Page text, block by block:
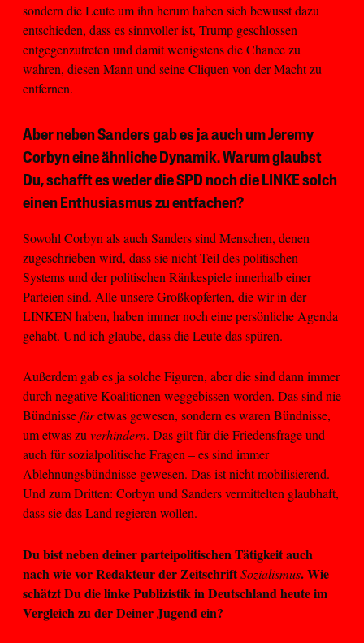
sondern die Leute um ihn herum haben sich bewusst dazu
entschieden, dass es sinnvoller ist, Trump geschlossen
entgegenzutreten und damit wenigstens die Chance zu
wahren, diesen Mann und seine Cliquen von der Macht zu
entfernen.
Aber neben Sanders gab es ja auch um Jeremy
Corbyn eine ähnliche Dynamik. Warum glaubst
Du, schafft es weder die SPD noch die LINKE solch
einen Enthusiasmus zu entfachen?
Sowohl Corbyn als auch Sanders sind Menschen, denen
zugeschrieben wird, dass sie nicht Teil des politischen
Systems und der politischen Ränkespiele innerhalb einer
Parteien sind. Alle unsere Großkopferten, die wir in der
LINKEN haben, haben immer noch eine persönliche Agenda
gehabt. Und ich glaube, dass die Leute das spüren.
Außerdem gab es ja solche Figuren, aber die sind dann immer
durch negative Koalitionen weggebissen worden. Das sind nie
Bündnissefüretwas gewesen, sondern es waren Bündnisse,
um etwas zuverhindern. Das gilt für die Friedensfrage und
auch für sozialpolitische Fragen – es sind immer
Ablehnungsbündnisse gewesen. Das ist nicht mobilisierend.
Und zum Dritten: Corbyn und Sanders vermittelten glaubhaft,
dass sie das Land regieren wollen.
Du bist neben deiner parteipolitischen Tätigkeit auch
nach wie vor Redakteur der ZeitschriftSozialismus. Wie
schätzt Du die linke Publizistik in Deutschland heute im
Vergleich zu der Deiner Jugend ein?